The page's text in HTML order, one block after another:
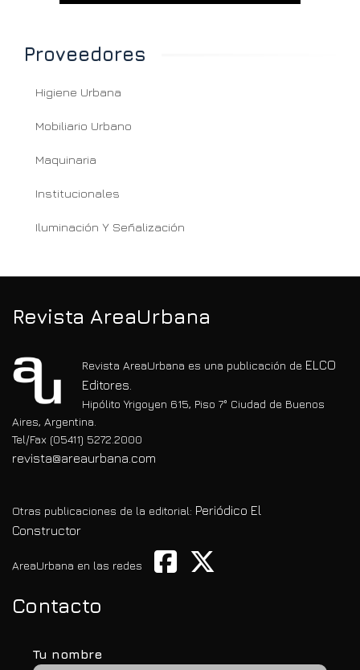
Proveedores
Higiene Urbana
Mobiliario Urbano
Maquinaria
Institucionales
Iluminación Y Señalización
Revista AreaUrbana
Revista AreaUrbana es una publicación de ELCO
Editores.
Hipólito Yrigoyen 615, Piso 7° Ciudad de Buenos
Aires, Argentina.
Tel/Fax (05411) 5272.2000
revista@areaurbana.com
Otras publicaciones de la editorial: Periódico El
Constructor
AreaUrbana en las redes
Contacto
Tu nombre